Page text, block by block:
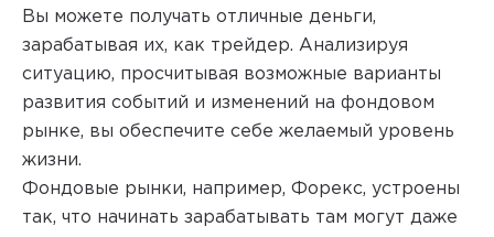
Вы можете получать отличные деньги,
зарабатывая их, как трейдер. Анализируя
ситуацию, просчитывая возможные варианты
развития событий и изменений на фондовом
рынке, вы обеспечите себе желаемый уровень
жизни.
Фондовые рынки, например, Форекс, устроены
так, что начинать зарабатывать там могут даже